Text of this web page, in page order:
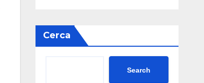
Cerca
Search